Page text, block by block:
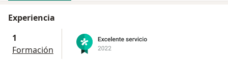
Experiencia
1
Formación